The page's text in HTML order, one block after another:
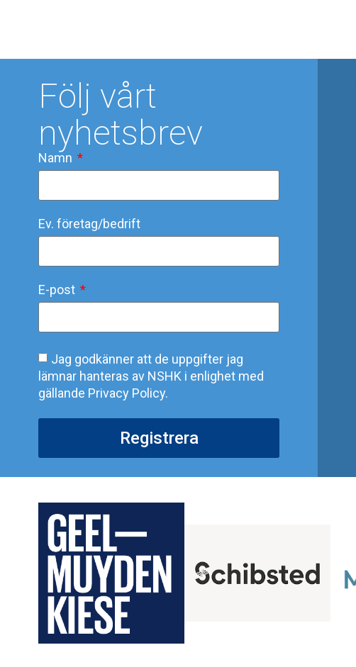
Följ vårt
nyhetsbrev
Namn
Ev. företag/bedrift
E-post
Jag godkänner att de uppgifter jag
lämnar hanteras av NSHK i enlighet med
gällande Privacy Policy.
Registrera